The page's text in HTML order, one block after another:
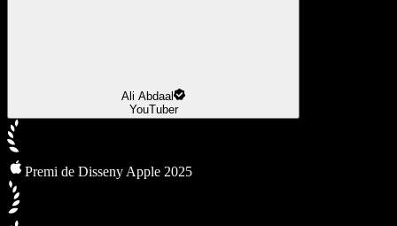
Ali Abdaal
YouTuber
Premi de Disseny Apple 2025